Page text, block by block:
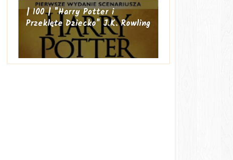
| 100 | "Harry Potter i
Przeklęte Dziecko" J.K. Rowling